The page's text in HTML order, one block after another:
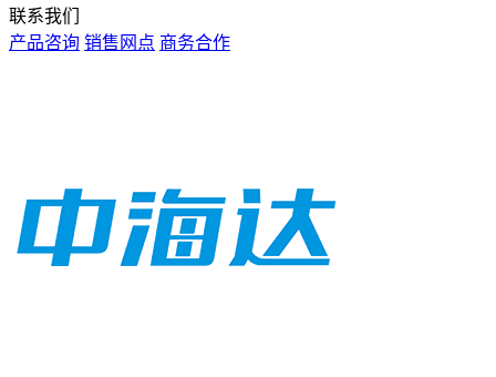
联系我们
产品咨询 销售网点 商务合作